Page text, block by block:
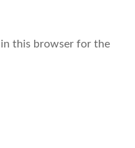
in this browser for the